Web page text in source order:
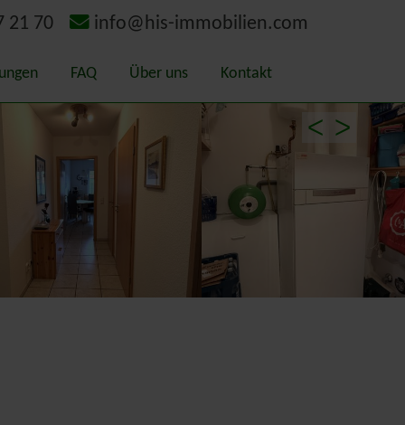
21 70 info@his-immobilien.com
– Gutachten
Bewerter
Kreis Kleve
FAQ Über uns
Geschichte
Kontakt
ᐸ ᐳ